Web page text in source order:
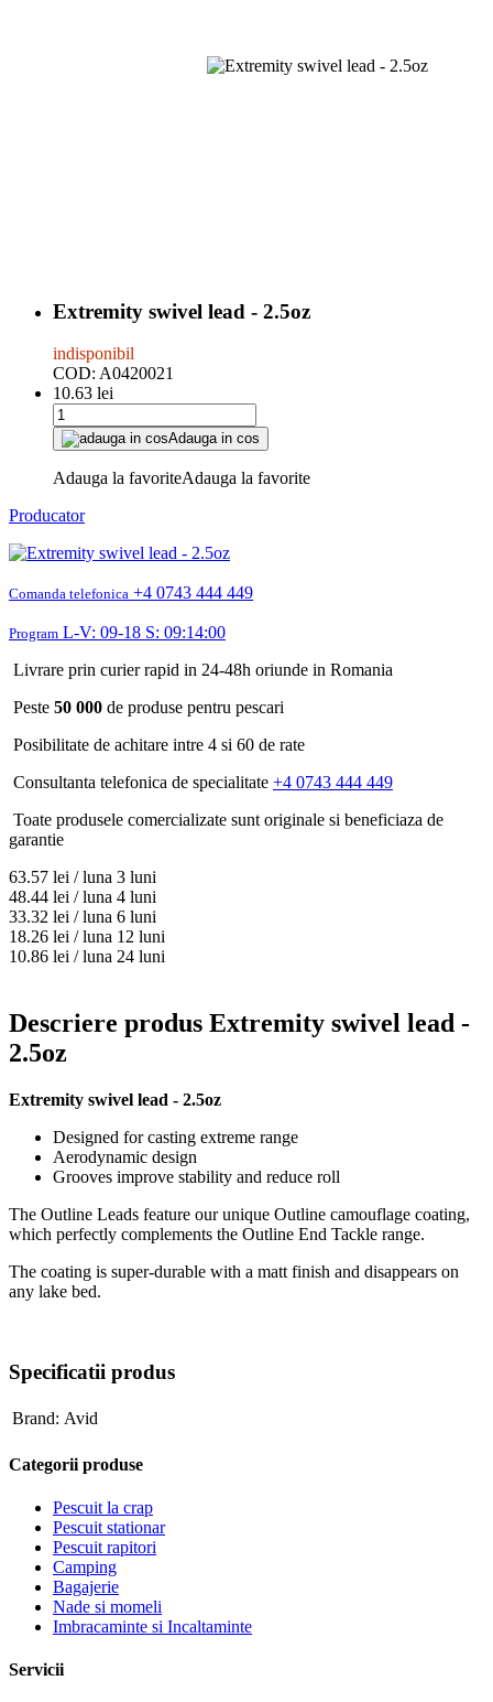
Extremity swivel lead - 2.5oz
indisponibil
COD: A0420021
10.63 lei
Adauga in cos
Adauga la favoriteAdauga la favorite
Producator
Comanda telefonica +4 0743 444 449
Program L-V: 09-18 S: 09:14:00
Livrare prin curier rapid in 24-48h oriunde in Romania
Peste 50 000 de produse pentru pescari
Posibilitate de achitare intre 4 si 60 de rate
Consultanta telefonica de specialitate +4 0743 444 449
Toate produsele comercializate sunt originale si beneficiaza de
garantie
63.57 lei / luna 3 luni
48.44 lei / luna 4 luni
33.32 lei / luna 6 luni
18.26 lei / luna 12 luni
10.86 lei / luna 24 luni
Descriere produs Extremity swivel lead -
2.5oz
Extremity swivel lead - 2.5oz
Designed for casting extreme range
Aerodynamic design
Grooves improve stability and reduce roll
The Outline Leads feature our unique Outline camouflage coating,
which perfectly complements the Outline End Tackle range.
The coating is super-durable with a matt finish and disappears on
any lake bed.
Specificatii produs
Brand: Avid
Categorii produse
Pescuit la crap
Pescuit stationar
Pescuit rapitori
Camping
Bagajerie
Nade si momeli
Imbracaminte si Incaltaminte
Servicii